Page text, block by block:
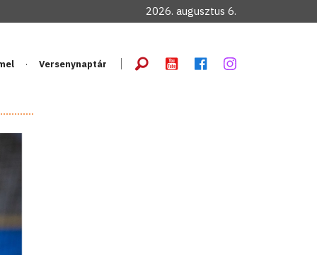
2026. augusztus 6.
Versenynaptár